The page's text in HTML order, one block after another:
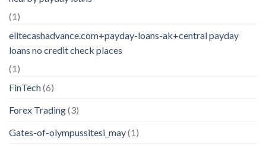
(1)
elitecashadvance.com+payday-loans-ak+central payday
loans no credit check places
(1)
FinTech(6)
Forex Trading(3)
Gates-of-olympussitesi_may(1)